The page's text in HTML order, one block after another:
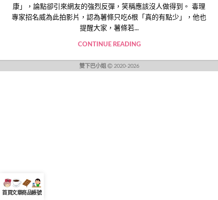
康」，論點卻引來網友的強烈反彈，笑稱應該沒人做得到。 毒理
專家招名威為此拍影片，認為薯條只吃6根「真的有點少」，他也
提醒大家，薯條若...
CONTINUE READING
雙下巴小姐 2020-2026
首頁文章商品帳號